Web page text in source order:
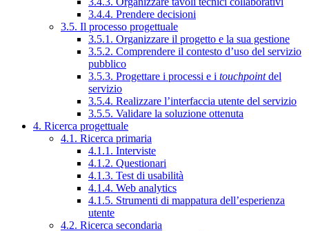
3.4.4. Prendere decisioni
3.5. Il processo progettuale
3.5.1. Organizzare il progetto e la sua gestione
3.5.2. Comprendere il contesto d’uso del servizio
pubblico
3.5.3. Progettare i processi e i touchpointdel
servizio
3.5.4. Realizzare l’interfaccia utente del servizio
3.5.5. Validare la soluzione ottenuta
4. Ricerca progettuale
4.1. Ricerca primaria
4.1.1. Interviste
4.1.2. Questionari
4.1.3. Test di usabilità
4.1.4. Web analytics
4.1.5. Strumenti di mappatura dell’esperienza
utente
4.2. Ricerca secondaria